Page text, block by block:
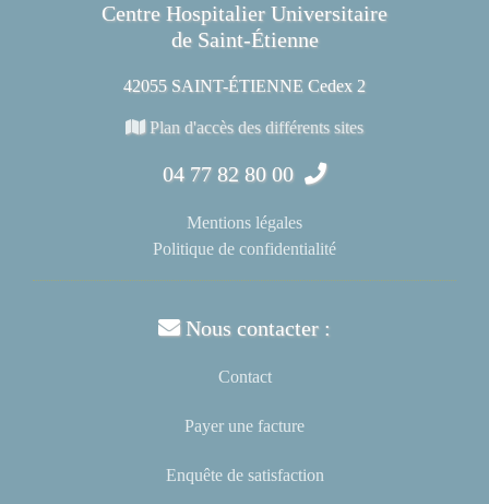
Centre Hospitalier Universitaire
de Saint-Étienne
42055 SAINT-ÉTIENNE Cedex 2
Plan d'accès des différents sites
04 77 82 80 00
Mentions légales
Politique de confidentialité
Nous contacter :
Contact
Payer une facture
Enquête de satisfaction